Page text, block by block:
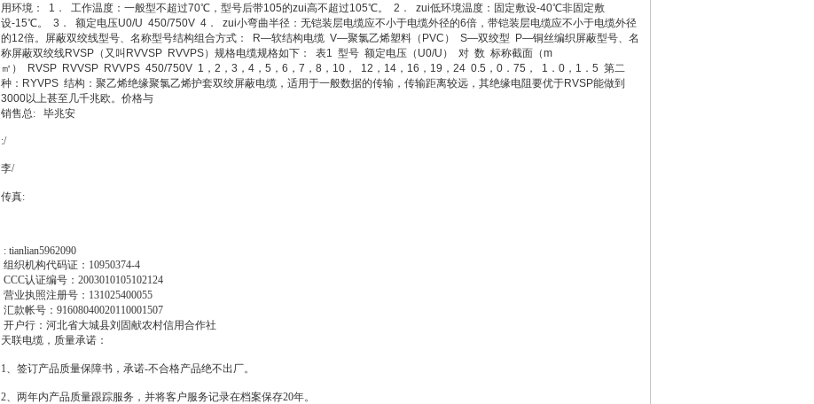
用环境： 1． 工作温度：一般型不超过70℃，型号后带105的zui高不超过105℃。 2． zui低环境温度：固定敷设-40℃非固定敷
设-15℃。 3． 额定电压U0/U 450/750V 4． zui小弯曲半径：无铠装层电缆应不小于电缆外径的6倍，带铠装层电缆应不小于电缆外径
的12倍。屏蔽双绞线型号、名称型号结构组合方式： R—软结构电缆 V—聚氯乙烯塑料（PVC） S—双绞型 P—铜丝编织屏蔽型号、名
称屏蔽双绞线RVSP（又叫RVVSP RVVPS）规格电缆规格如下： 表1 型号 额定电压（U0/U） 对 数 标称截面（m
㎡） RVSP RVVSP RVVPS 450/750V 1，2，3，4，5，6，7，8，10， 12，14，16，19，24 0.5，0．75， 1．0，1．5 第二
种：RYVPS 结构：聚乙烯绝缘聚氯乙烯护套双绞屏蔽电缆，适用于一般数据的传输，传输距离较远，其绝缘电阻要优于RVSP能做到
3000以上甚至几千兆欧。价格与
销售总: 毕兆安
:/
李/
传真:
: tianlian5962090
组织机构代码证： 10950374-4
CCC认证编号： 2003010105102124
营业执照注册号： 131025400055
汇款帐号： 91608040020110001507
开户行：河北省大城县刘固献农村信用合作社
天联电缆，质量承诺：
1、签订产品质量保障书，承诺-不合格产品绝不出厂。
2、两年内产品质量跟踪服务，并将客户服务记录在档案保存20年。